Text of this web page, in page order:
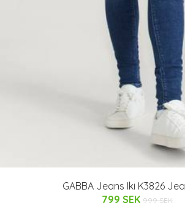
GABBA Jeans Iki K3826
799 SEK 999 SEK